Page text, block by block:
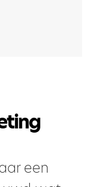
een